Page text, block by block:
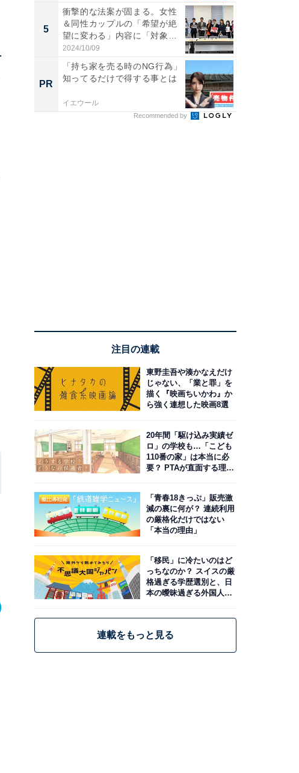
5
衝撃的な法案が固まる。女性
＆同性カップルの「希望が絶
望に変わる」内容に「対象者
の...
2024/10/09
PR
「持ち家を売る時のNG行為」
知ってるだけで得する事とは
イエウール
Recommended by
注目の連載
東野圭吾や湊かなえだけ
じゃない、「業と罪」を
描く『映画ちいかわ』か
ら強く連想した映画8選
20年間「駆け込み実績ゼ
ロ」の学校も…「こども
110番の家」は本当に必
要？ PTAが直面する理想
「青春18きっぷ」販売激
減の裏に何が？ 連続利用
の厳格化だけではない
「本当の理由」
「移民」に冷たいのはど
っちなのか？ スイスの厳
格過ぎる学歴選別と、日
本の曖昧過ぎる外国人政
連載をもっと見る